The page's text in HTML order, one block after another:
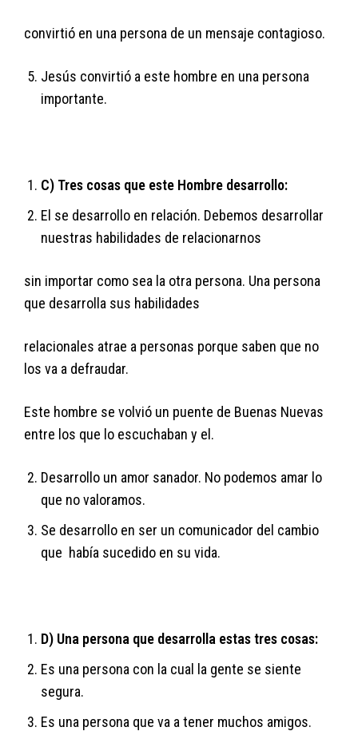
convirtió en una persona de un mensaje contagioso.
Jesús convirtió a este hombre en una persona
importante.
C) Tres cosas que este Hombre desarrollo:
El se desarrollo en relación. Debemos desarrollar
nuestras habilidades de relacionarnos
sin importar como sea la otra persona. Una persona
que desarrolla sus habilidades
relacionales atrae a personas porque saben que no
los va a defraudar.
Este hombre se volvió un puente de Buenas Nuevas
entre los que lo escuchaban y el.
Desarrollo un amor sanador. No podemos amar lo
que no valoramos.
Se desarrollo en ser un comunicador del cambio
que había sucedido en su vida.
D) Una persona que desarrolla estas tres cosas:
Es una persona con la cual la gente se siente
segura.
Es una persona que va a tener muchos amigos.